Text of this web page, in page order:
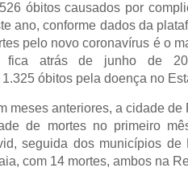
óbitos causados por
ano, conforme dados da
pelo novo coronavírus é o
atrás de junho de
óbitos pela doença no
meses anteriores, a cidade de
de mortes no primeiro
seguida dos municípios de
com 14 mortes, ambos na